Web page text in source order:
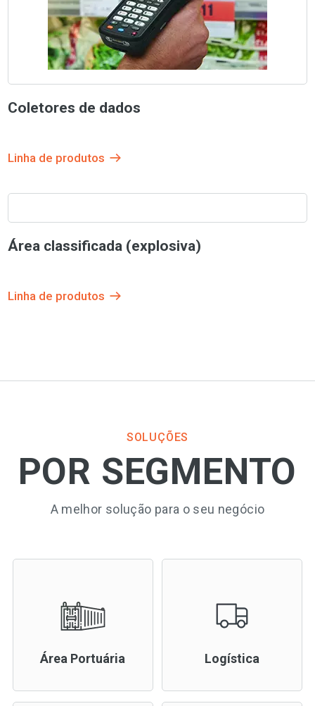
Coletores de dados
Linha de produtos
Área classificada (explosiva)
Linha de produtos
SOLUÇÕES
POR SEGMENTO
A melhor solução para o seu negócio
Área Portuária Logística